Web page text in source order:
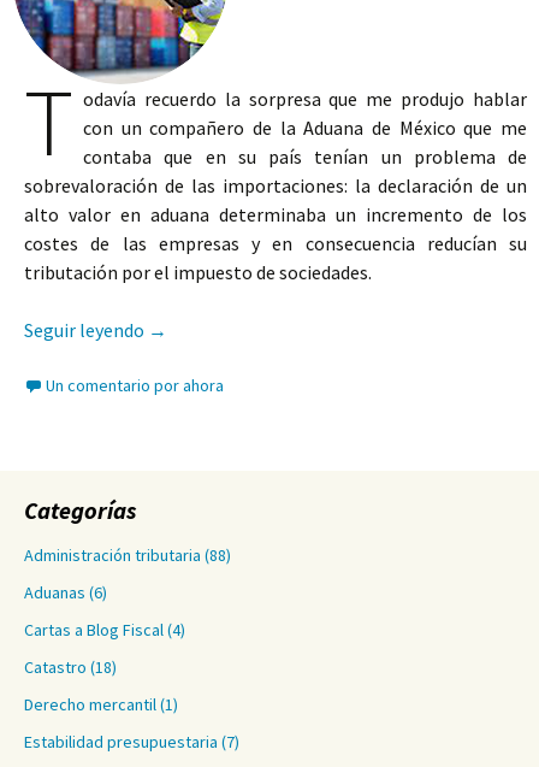
T odavía recuerdo la sorpresa que me produjo hablar
con un compañero de la Aduana de México que me
contaba que en su país tenían un problema de
sobrevaloración de las importaciones: la declaración de un
alto valor en aduana determinaba un incremento de los
costes de las empresas y en consecuencia reducían su
tributación por el impuesto de sociedades.
Seguir leyendo Problemas jurídicos del infravalor
→
Un comentario por ahora
Categorías
Administración tributaria (88)
Aduanas (6)
Cartas a Blog Fiscal(4)
Catastro (18)
Derecho mercantil(1)
Estabilidad presupuestaria (7)